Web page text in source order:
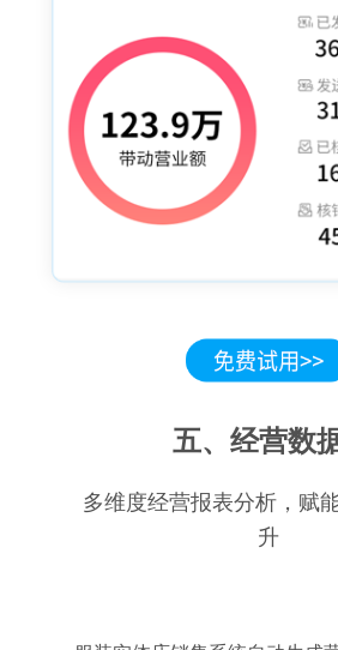
五、经营数
多维度经营报表分析，赋
升